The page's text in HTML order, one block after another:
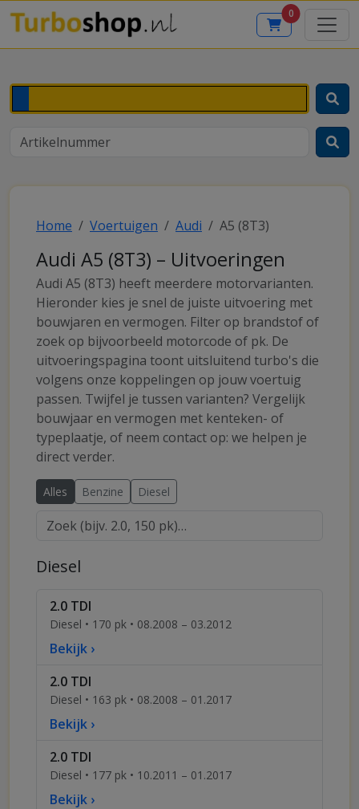
0
Home Voertuigen Audi A5 (8T3)
Audi A5 (8T3) – Uitvoeringen
Audi A5 (8T3) heeft meerdere motorvarianten.
Hieronder kies je snel de juiste uitvoering met
bouwjaren en vermogen. Filter op brandstof of
zoek op bijvoorbeeld motorcode of pk. De
uitvoeringspagina toont uitsluitend turbo's die
volgens onze koppelingen op jouw voertuig
passen. Twijfel je tussen varianten? Vergelijk
bouwjaar en vermogen met kenteken- of
typeplaatje, of neem contact op: we helpen je
direct verder.
Alles Benzine Diesel
Diesel
2.0 TDI
Diesel • 170 pk • 08.2008 – 03.2012
Bekijk ›
2.0 TDI
Diesel • 163 pk • 08.2008 – 01.2017
Bekijk ›
2.0 TDI
Diesel • 177 pk • 10.2011 – 01.2017
Bekijk ›